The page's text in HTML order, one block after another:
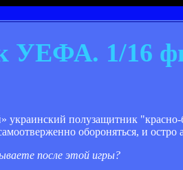
УЕФА. 1/16
украинский полузащитник
обороняться, и
после этой игры?